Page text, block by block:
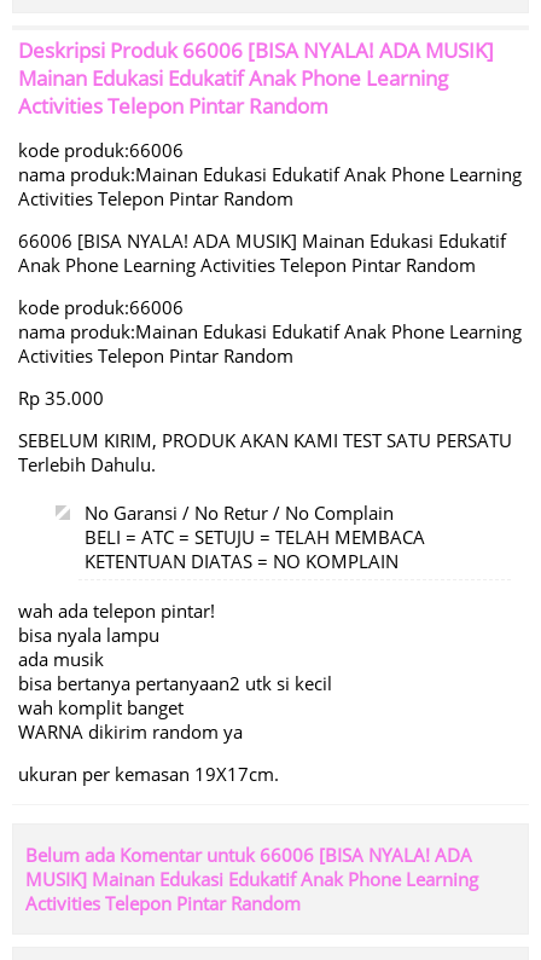
Deskripsi Produk66006 [BISA NYALA! ADA MUSIK]
Mainan Edukasi Edukatif Anak Phone Learning
Activities Telepon Pintar Random
kode produk:66006
nama produk:Mainan Edukasi Edukatif Anak Phone Learning
Activities Telepon Pintar Random
66006 [BISA NYALA! ADA MUSIK] Mainan Edukasi Edukatif
Anak Phone Learning Activities Telepon Pintar Random
kode produk:66006
nama produk:Mainan Edukasi Edukatif Anak Phone Learning
Activities Telepon Pintar Random
Rp 35.000
SEBELUM KIRIM, PRODUK AKAN KAMI TEST SATU PERSATU
Terlebih Dahulu.
No Garansi / No Retur / No Complain
BELI = ATC = SETUJU = TELAH MEMBACA
KETENTUAN DIATAS = NO KOMPLAIN
wah ada telepon pintar!
bisa nyala lampu
ada musik
bisa bertanya pertanyaan2 utk si kecil
wah komplit banget
WARNA dikirim random ya
ukuran per kemasan 19X17cm.
Belum ada Komentar untuk 66006 [BISA NYALA! ADA
MUSIK] Mainan Edukasi Edukatif Anak Phone Learning
Activities Telepon Pintar Random